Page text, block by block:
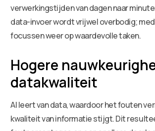
verwerkingstijden van dagen naar
data-invoer wordt vrijwel overbodig;
focussen weer op waardevolle taken.
Hogere
datakwaliteit
AI leert van data, waardoor het fouten
kwaliteit van informatie stijgt. Dit